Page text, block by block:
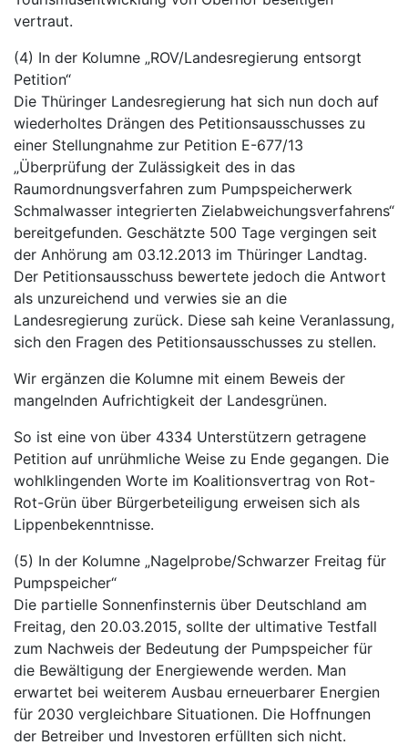
vertraut.
(4) In der Kolumne „ROV/Landesregierung entsorgt
Petition“
Die Thüringer Landesregierung hat sich nun doch auf
wiederholtes Drängen des Petitionsausschusses zu
einer Stellungnahme zur Petition E-677/13
„Überprüfung der Zulässigkeit des in das
Raumordnungsverfahren zum Pumpspeicherwerk
Schmalwasser integrierten Zielabweichungsverfahrens“
bereitgefunden. Geschätzte 500 Tage vergingen seit
der Anhörung am 03.12.2013 im Thüringer Landtag.
Der Petitionsausschuss bewertete jedoch die Antwort
als unzureichend und verwies sie an die
Landesregierung zurück. Diese sah keine Veranlassung,
sich den Fragen des Petitionsausschusses zu stellen.
Wir ergänzen die Kolumne mit einem Beweis der
mangelnden Aufrichtigkeit der Landesgrünen.
So ist eine von über 4334 Unterstützern getragene
Petition auf unrühmliche Weise zu Ende gegangen. Die
wohlklingenden Worte im Koalitionsvertrag von Rot-
Rot-Grün über Bürgerbeteiligung erweisen sich als
Lippenbekenntnisse.
(5) In der Kolumne „Nagelprobe/Schwarzer Freitag für
Pumpspeicher“
Die partielle Sonnenfinsternis über Deutschland am
Freitag, den 20.03.2015, sollte der ultimative Testfall
zum Nachweis der Bedeutung der Pumpspeicher für
die Bewältigung der Energiewende werden. Man
erwartet bei weiterem Ausbau erneuerbarer Energien
für 2030 vergleichbare Situationen. Die Hoffnungen
der Betreiber und Investoren erfüllten sich nicht.